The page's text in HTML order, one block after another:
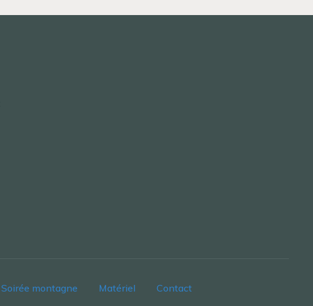
Soirée montagne Matériel Contact